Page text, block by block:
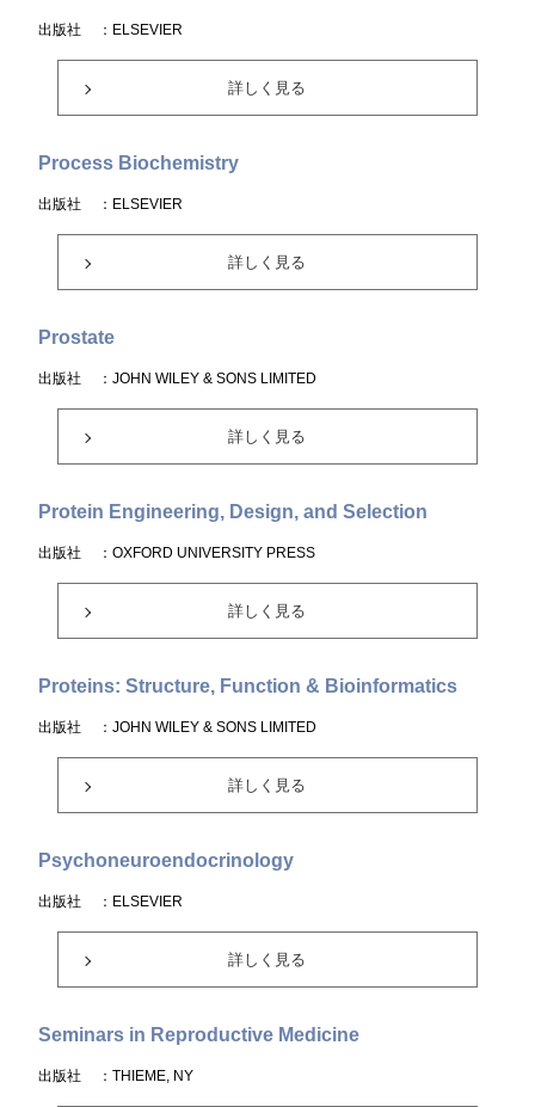
出版社 ：ELSEVIER
詳しく見る
Process Biochemistry
出版社 ：ELSEVIER
詳しく見る
Prostate
出版社 ：JOHN WILEY & SONS LIMITED
詳しく見る
Protein Engineering, Design, and Selection
出版社 ：OXFORD UNIVERSITY PRESS
詳しく見る
Proteins: Structure, Function & Bioinformatics
出版社 ：JOHN WILEY & SONS LIMITED
詳しく見る
Psychoneuroendocrinology
出版社 ：ELSEVIER
詳しく見る
Seminars in Reproductive Medicine
出版社 ：THIEME, NY